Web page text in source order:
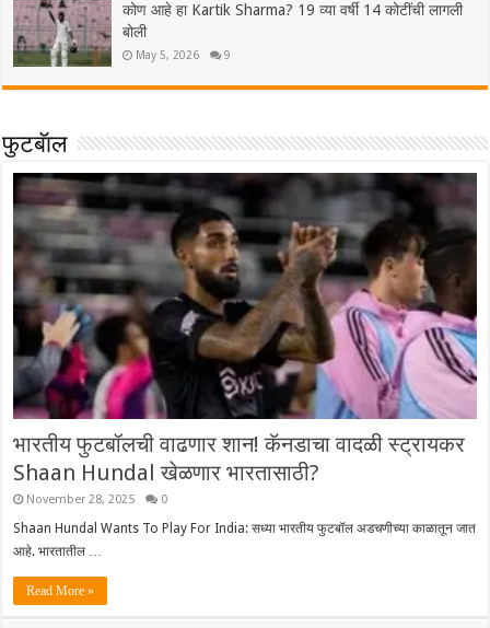
कोण आहे हा Kartik Sharma? 19 व्या वर्षी 14 कोटींची लागली
बोली
May 5, 2026 9
फुटबॅाल
भारतीय फुटबॉलची वाढणार शान! कॅनडाचा वादळी स्ट्रायकर
Shaan Hundal खेळणार भारतासाठी?
November 28, 2025 0
Shaan Hundal Wants To Play For India: सध्या भारतीय फुटबॉल अडचणीच्या काळातून जात
आहे. भारतातील …
Read More »